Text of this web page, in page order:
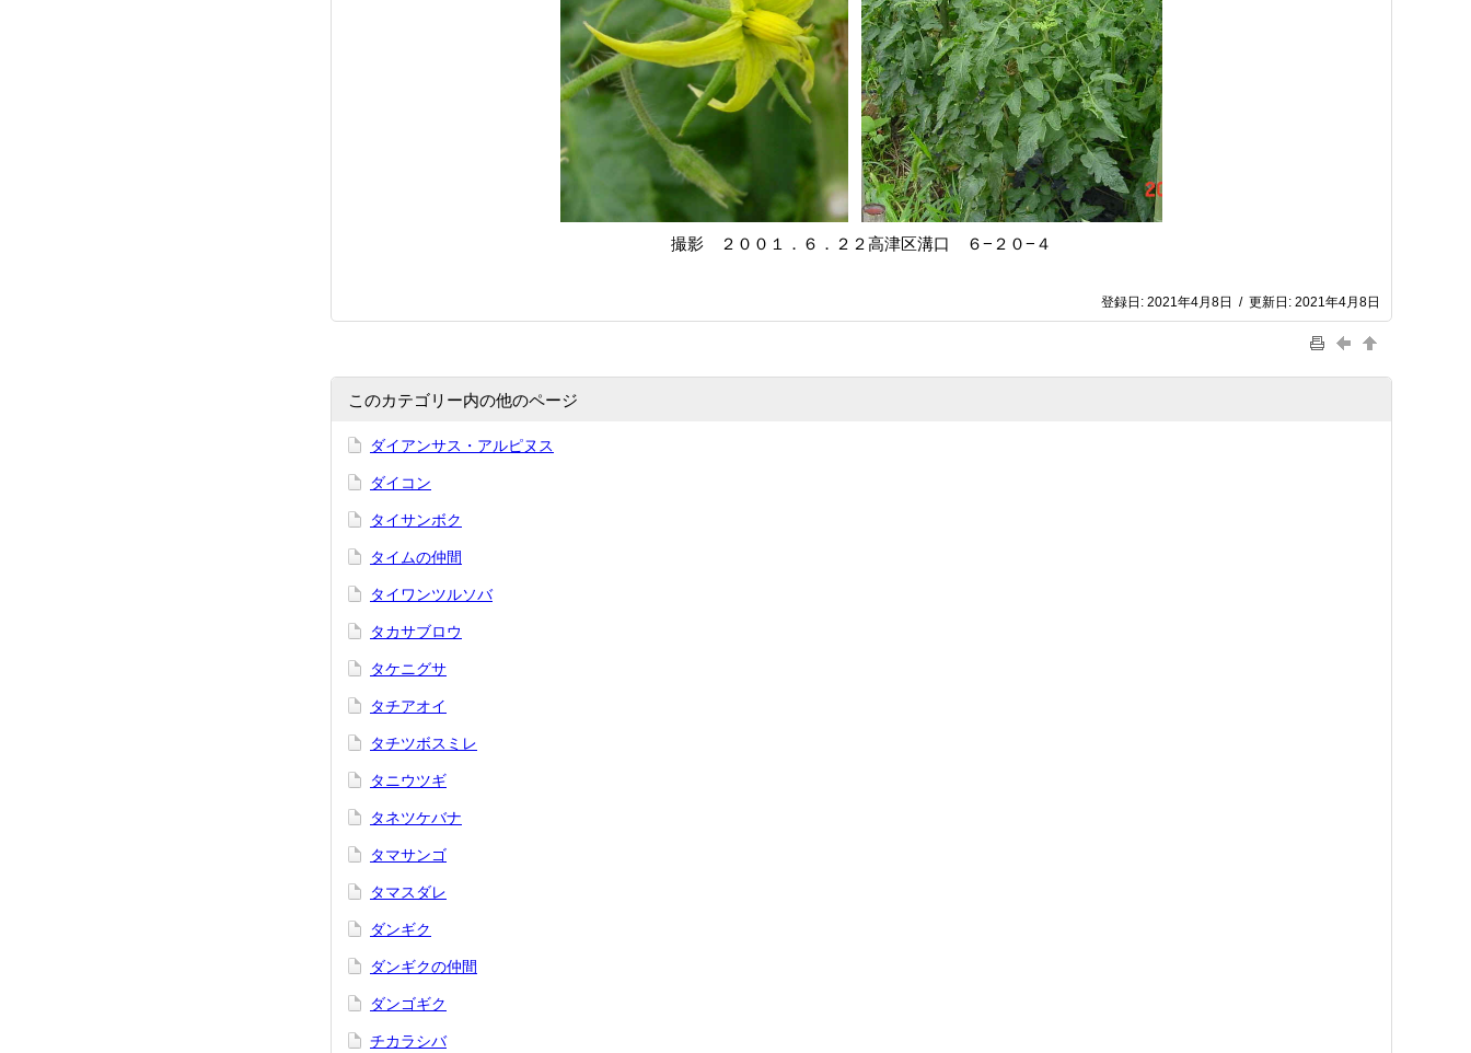
撮影 ２００１．６．２２高津区溝口 ６−２０−４
登録日: 2021年4月8日 / 更新日: 2021年4月8日
このカテゴリー内の他のページ
ダイアンサス・アルピヌス
ダイコン
タイサンボク
タイムの仲間
タイワンツルソバ
タカサブロウ
タケニグサ
タチアオイ
タチツボスミレ
タニウツギ
タネツケバナ
タマサンゴ
タマスダレ
ダンギク
ダンギクの仲間
ダンゴギク
チカラシバ